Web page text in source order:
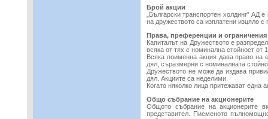
Брой акции
„Български транспортен холдинг”
на дружеството са изплатени изцяло с
Права, преференции и ограничения
Капиталът на Дружеството е
всяка от тях с номинална стойност от
Всяка поименна акция дава право на
дял, съразмерни с номиналната
Дружеството не може да издава
дял. Акциите са неделими.
Когато няколко лица притежават една
Общо събрание на акционерите
Общото събрание на акционерите
представител. Писменото